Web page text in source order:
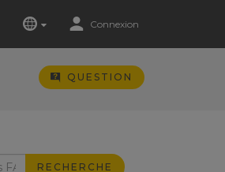
Connexion
QUESTION
RECHERCHE